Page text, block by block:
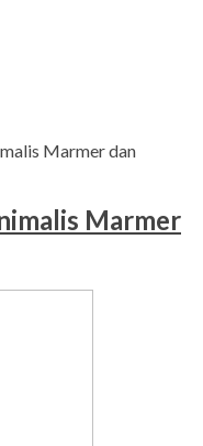
Marmer dan
Marmer